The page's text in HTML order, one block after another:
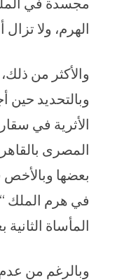
الهرم، ولا تزال
وبالتحديد حين
الأثرية في
المصرى
بعضها وبالأخص
في هرم
المأساة
وبالرغم من عدم